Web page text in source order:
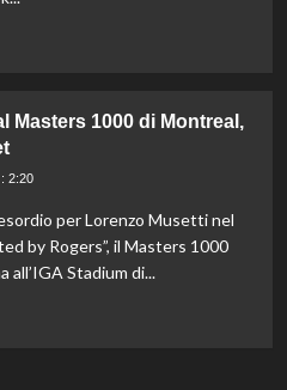
Masters 1000 di Montreal,
2:20
per Lorenzo Musetti nel
by Rogers”, il Masters 1000
all’IGA Stadium di...